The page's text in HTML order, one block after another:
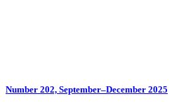
Number 202, September–December 2025